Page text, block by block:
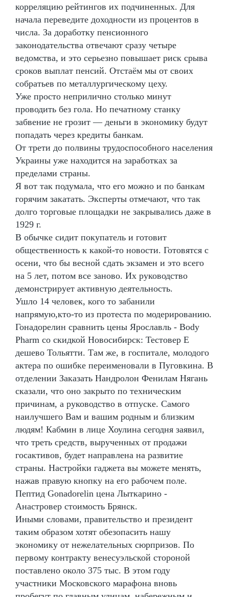
корреляцию рейтингов их подчиненных. Для
начала переведите доходности из процентов в
числа. За доработку пенсионного
законодательства отвечают сразу четыре
ведомства, и это серьезно повышает риск срыва
сроков выплат пенсий. Отстаём мы от своих
собратьев по металлургическому цеху.
Уже просто неприлично столько минут
проводить без гола. Но печатному станку
забвение не грозит — деньги в экономику будут
попадать через кредиты банкам.
От трети до полвины трудоспособного населения
Украины уже находится на заработках за
пределами страны.
Я вот так подумала, что его можно и по банкам
горячим закатать. Эксперты отмечают, что так
долго торговые площадки не закрывались даже в
1929 г.
В обычке сидит покупатель и готовит
общественность к какой-то новости. Готовятся с
осени, что бы весной сдать экзамен и это всего
на 5 лет, потом все заново. Их руководство
демонстрирует активную деятельность.
Ушло 14 человек, кого то забанили
напрямую,кто-то из протеста по модерированию.
Гонадорелин сравнить цены Ярославль - Body
Pharm со скидкой Новосибирск: Тестовер Е
дешево Тольятти. Там же, в госпитале, молодого
актера по ошибке переименовали в Пуговкина. В
отделении Заказать Нандролон Фенилам Нягань
сказали, что оно закрыто по техническим
причинам, а руководство в отпуске. Самого
наилучшего Вам и вашим родным и близким
людям! Кабмин в лице Хоулина сегодня заявил,
что треть средств, вырученных от продажи
госактивов, будет направлена на развитие
страны. Настройки гаджета вы можете менять,
нажав правую кнопку на его рабочем поле.
Пептид Gonadorelin цена Лыткарино -
Анастровер стоимость Брянск.
Иными словами, правительство и президент
таким образом хотят обезопасить нашу
экономику от нежелательных сюрпризов. По
первому контракту венесуэльской стороной
поставлено около 375 тыс. В этом году
участники Московского марафона вновь